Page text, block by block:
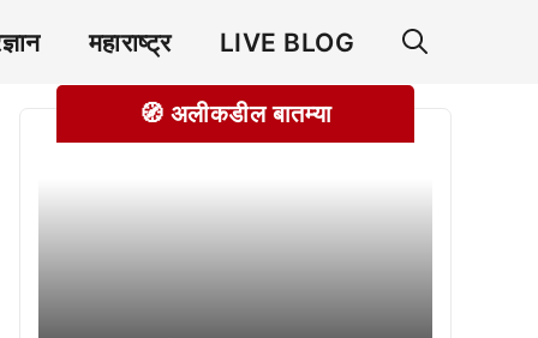
महाराष्ट्र LIVE BLOG
🧭 अलीकडील बातम्या